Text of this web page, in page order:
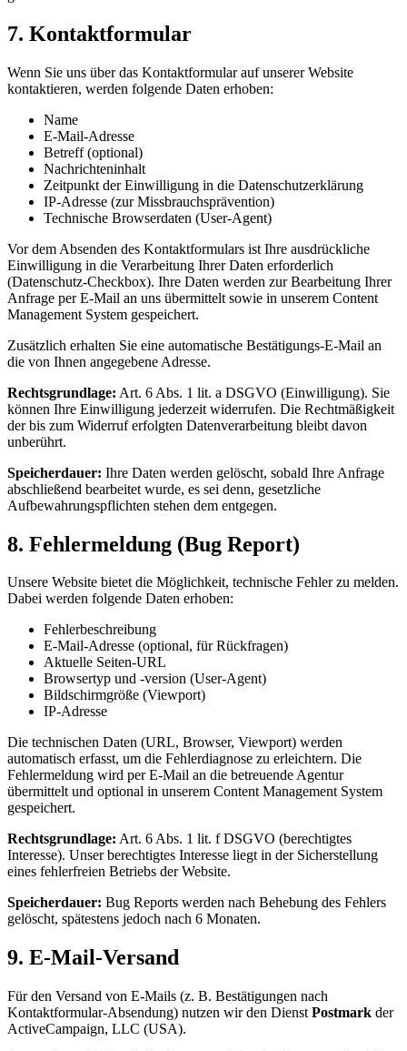
7. Kontaktformular
Wenn Sie uns über das Kontaktformular auf unserer Website
kontaktieren, werden folgende Daten erhoben:
Name
E-Mail-Adresse
Betreff (optional)
Nachrichteninhalt
Zeitpunkt der Einwilligung in die Datenschutzerklärung
IP-Adresse (zur Missbrauchsprävention)
Technische Browserdaten (User-Agent)
Vor dem Absenden des Kontaktformulars ist Ihre ausdrückliche
Einwilligung in die Verarbeitung Ihrer Daten erforderlich
(Datenschutz-Checkbox). Ihre Daten werden zur Bearbeitung Ihrer
Anfrage per E-Mail an uns übermittelt sowie in unserem Content
Management System gespeichert.
Zusätzlich erhalten Sie eine automatische Bestätigungs-E-Mail an
die von Ihnen angegebene Adresse.
Rechtsgrundlage: Art. 6 Abs. 1 lit. a DSGVO (Einwilligung). Sie
können Ihre Einwilligung jederzeit widerrufen. Die Rechtmäßigkeit
der bis zum Widerruf erfolgten Datenverarbeitung bleibt davon
unberührt.
Speicherdauer: Ihre Daten werden gelöscht, sobald Ihre Anfrage
abschließend bearbeitet wurde, es sei denn, gesetzliche
Aufbewahrungspflichten stehen dem entgegen.
8. Fehlermeldung (Bug Report)
Unsere Website bietet die Möglichkeit, technische Fehler zu melden.
Dabei werden folgende Daten erhoben:
Fehlerbeschreibung
E-Mail-Adresse (optional, für Rückfragen)
Aktuelle Seiten-URL
Browsertyp und -version (User-Agent)
Bildschirmgröße (Viewport)
IP-Adresse
Die technischen Daten (URL, Browser, Viewport) werden
automatisch erfasst, um die Fehlerdiagnose zu erleichtern. Die
Fehlermeldung wird per E-Mail an die betreuende Agentur
übermittelt und optional in unserem Content Management System
gespeichert.
Rechtsgrundlage: Art. 6 Abs. 1 lit. f DSGVO (berechtigtes
Interesse). Unser berechtigtes Interesse liegt in der Sicherstellung
eines fehlerfreien Betriebs der Website.
Speicherdauer: Bug Reports werden nach Behebung des Fehlers
gelöscht, spätestens jedoch nach 6 Monaten.
9. E-Mail-Versand
Für den Versand von E-Mails (z. B. Bestätigungen nach
Kontaktformular-Absendung) nutzen wir den Dienst Postmark der
ActiveCampaign, LLC (USA).